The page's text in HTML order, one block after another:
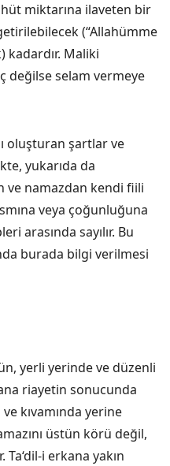
miktarına ilaveten bir
(“Allahümme
kadardır. Maliki
değilse selam vermeye
oluşturan şartlar ve
yukarıda da
ve namazdan kendi fiili
veya çoğunluğuna
arasında sayılır. Bu
burada bilgi verilmesi
yerli yerinde ve düzenli
riayetin sonucunda
kıvamında yerine
üstün körü değil,
Ta‘dil-i erkana yakın